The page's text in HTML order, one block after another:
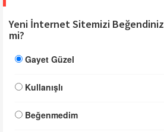
Yeni İnternet Sitemizi Beğendiniz
mi?
Gayet Güzel
Kullanışlı
Beğenmedim